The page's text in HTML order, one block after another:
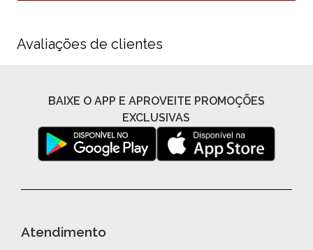
Avaliações de clientes
BAIXE O APP E APROVEITE PROMOÇÕES
EXCLUSIVAS
Atendimento